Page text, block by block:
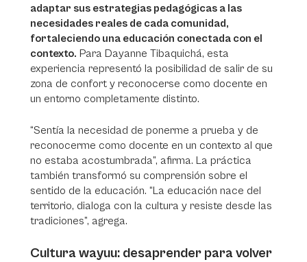
adaptar sus estrategias pedagógicas a las
necesidades reales de cada comunidad,
fortaleciendo una educación conectada con el
contexto. Para Dayanne Tibaquichá, esta
experiencia representó la posibilidad de salir de su
zona de confort y reconocerse como docente en
un entorno completamente distinto.
“Sentía la necesidad de ponerme a prueba y de
reconocerme como docente en un contexto al que
no estaba acostumbrada”, afirma. La práctica
también transformó su comprensión sobre el
sentido de la educación. “La educación nace del
territorio, dialoga con la cultura y resiste desde las
tradiciones”, agrega.
Cultura wayuu: desaprender para volver